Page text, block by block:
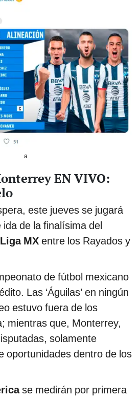
a
EN VIVO:
este jueves se jugará
de la finalísima del
Liga MX entre los Rayados y
de fútbol mexicano
Las ‘Águilas’ en ningún
estuvo fuera de los
mientras que, Monterrey,
solamente
oportunidades dentro de los
se medirán por primera